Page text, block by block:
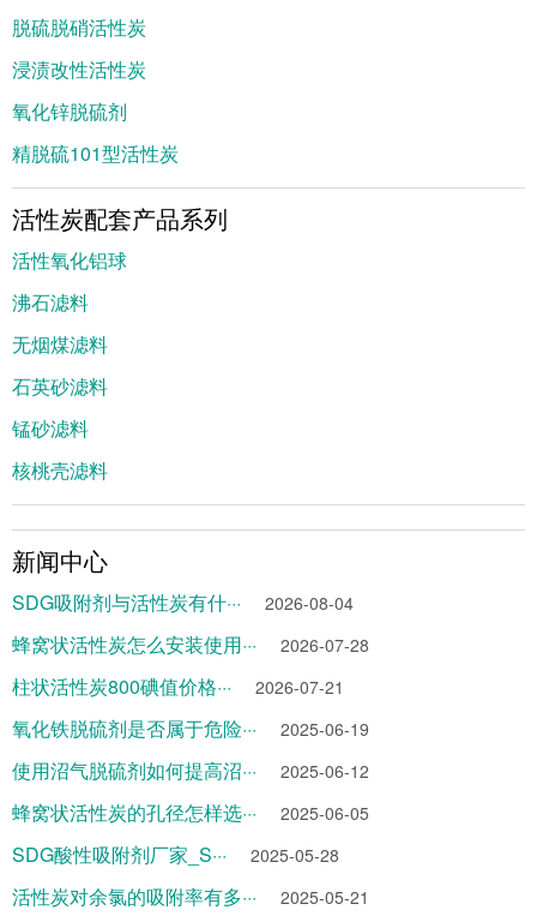
脱硫脱硝活性炭
浸渍改性活性炭
氧化锌脱硫剂
精脱硫101型活性炭
活性炭配套产品系列
活性氧化铝球
沸石滤料
无烟煤滤料
石英砂滤料
锰砂滤料
核桃壳滤料
新闻中心
SDG吸附剂与活性炭有什··· 2026-08-04
蜂窝状活性炭怎么安装使用··· 2026-07-28
柱状活性炭800碘值价格··· 2026-07-21
氧化铁脱硫剂是否属于危险··· 2025-06-19
使用沼气脱硫剂如何提高沼··· 2025-06-12
蜂窝状活性炭的孔径怎样选··· 2025-06-05
SDG酸性吸附剂厂家_S··· 2025-05-28
活性炭对余氯的吸附率有多··· 2025-05-21